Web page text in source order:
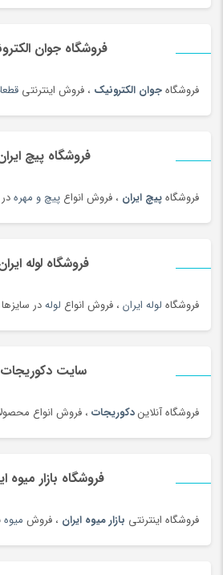
فروشگاه جوان
فروشگاهجوان الکترونیک ، فروش اینترنتی
فروشگاه پیچ
فروشگاهپیچ ایران ، فروش انواع پیچ و مهره
فروشگاه لوله
فروشگاه لوله ایران ، فروش انواع لولهدر
سایت دکوریجات
فروشگاه آنلایندکوریجات ، فروش انواع
فروشگاه بازار میوه
فروشگاه اینترنتی بازار میوه ایران ، فروش میوه